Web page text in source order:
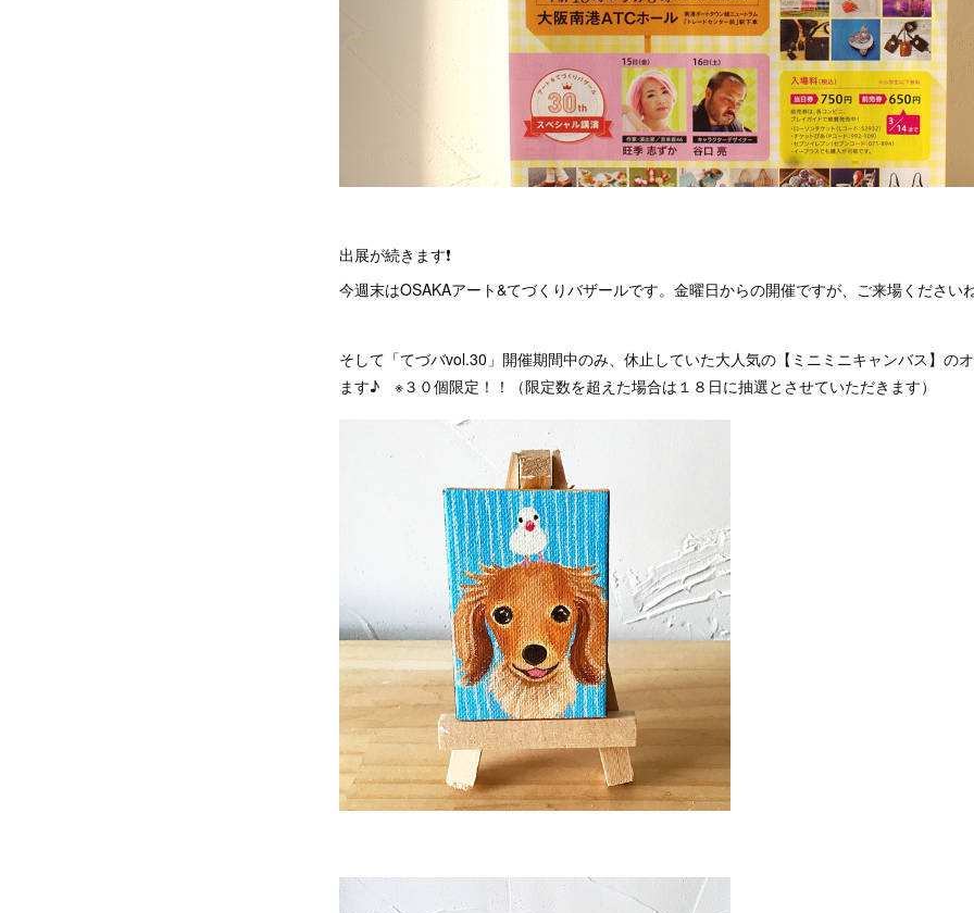
出展が続きます❗️
今週末はOSAKAアート&てづくりバザールです。金曜日からの開催ですが、ご来場くださいね
そして「てづバvol.30」開催期間中のみ、休止していた大人気の【ミニミニキャンバス】の
ます♪ ※３０個限定！！（限定数を超えた場合は１８日に抽選とさせていただきます）